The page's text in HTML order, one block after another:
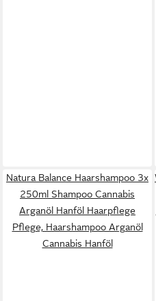
Natura Balance Haarshampoo 3x
250ml Shampoo Cannabis
Arganöl Hanföl Haarpflege
Pflege, Haarshampoo Arganöl
Cannabis Hanföl